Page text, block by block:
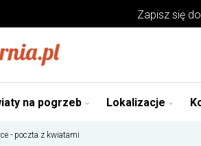
Zapisz się do
na pogrzeb Lokalizacje
- poczta z kwiatami